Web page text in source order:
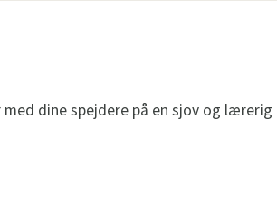
dine spejdere på en sjov og lærerig